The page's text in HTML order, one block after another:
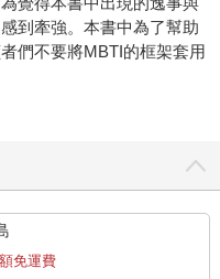
到牽強。本書中為了幫助
們不要將MBTI的框架套用
免運費